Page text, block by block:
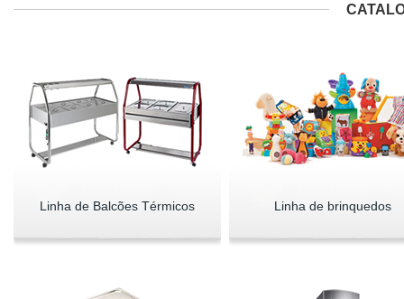
Linha de Balcões Térmicos Linha de brinquedos